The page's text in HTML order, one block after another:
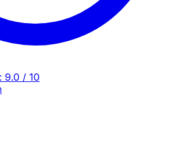
9.0 / 10